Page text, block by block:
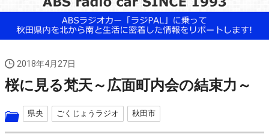
2018年4月27日
桜に見る梵天～広面町内会の結束力～
県央 ごくじょうラジオ 秋田市